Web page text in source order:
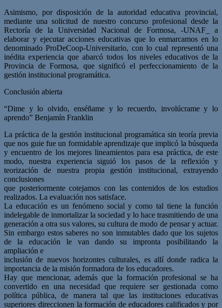
Asimismo, por disposición de la autoridad educativa provincial,
mediante una solicitud de nuestro concurso profesional desde la
Rectoría de la Universidad Nacional de Formosa, -UNAF_ a
elaborar y ejecutar acciones educativas que lo enmarcamos en lo
denominado ProDeCoop-Universitario, con lo cual representó una
inédita experiencia que abarcó todos los niveles educativos de la
Provincia de Formosa, que significó el perfeccionamiento de la
gestión institucional programática.
Conclusión abierta
“Dime y lo olvido, enséñame y lo recuerdo, involúcrame y lo
aprendo” Benjamín Franklin
La práctica de la gestión institucional programática sin teoría previa
que nos guie fue un formidable aprendizaje que implicó la búsqueda
y encuentro de los mejores lineamientos para esa práctica, de este
modo, nuestra experiencia siguió los pasos de la reflexión y
teorización de nuestra propia gestión institucional, extrayendo
conclusiones
que posteriormente cotejamos con las contenidos de los estudios
realizados. La evaluación nos satisface.
La educación es un fenómeno social y como tal tiene la función
indelegable de inmortalizar la sociedad y lo hace trasmitiendo de una
generación a otra sus valores, su cultura de modo de pensar y actuar.
Sin embargo estos saberes no son inmutables dado que los sujetos
de la educación le van dando su impronta posibilitando la
ampliación e
inclusión de nuevos horizontes culturales, es allí donde radica la
importancia de la misión formadora de los educadores.
Hay que mencionar, además que la formación profesional se ha
convertido en una necesidad que requiere ser gestionada como
política pública, de manera tal que las instituciones educativas
superiores direccionen la formación de educadores calificados y por